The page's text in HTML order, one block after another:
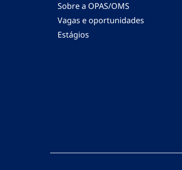
Sobre a OPAS/OMS
Vagas e oportunidades
Estágios